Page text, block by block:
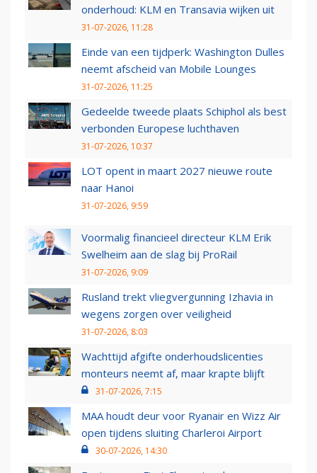
onderhoud: KLM en Transavia wijken uit
31-07-2026, 11:28
Einde van een tijdperk: Washington Dulles
neemt afscheid van Mobile Lounges
31-07-2026, 11:25
Gedeelde tweede plaats Schiphol als best
verbonden Europese luchthaven
31-07-2026, 10:37
LOT opent in maart 2027 nieuwe route
naar Hanoi
31-07-2026, 9:59
Voormalig financieel directeur KLM Erik
Swelheim aan de slag bij ProRail
31-07-2026, 9:09
Rusland trekt vliegvergunning Izhavia in
wegens zorgen over veiligheid
31-07-2026, 8:03
Wachttijd afgifte onderhoudslicenties
monteurs neemt af, maar krapte blijft
31-07-2026, 7:15
MAA houdt deur voor Ryanair en Wizz Air
open tijdens sluiting Charleroi Airport
30-07-2026, 14:30